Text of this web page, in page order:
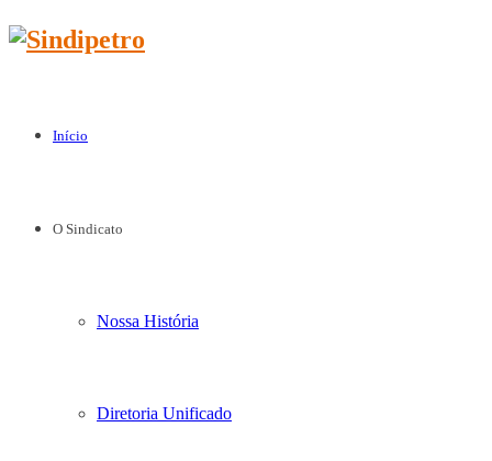
Início
O Sindicato
Nossa História
Diretoria Unificado